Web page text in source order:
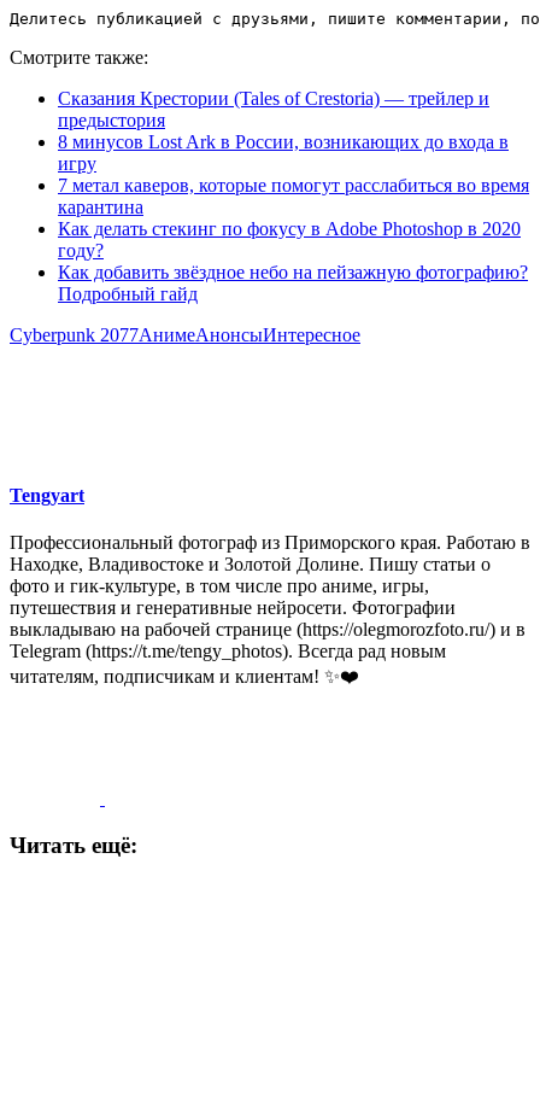
Делитесь публикацией с друзьями, пишите комментарии,
Смотрите также:
Сказания Крестории (Tales of Crestoria) — трейлер и
предыстория
8 минусов Lost Ark в России, возникающих до входа в
игру
7 метал каверов, которые помогут расслабиться во время
карантина
Как делать стекинг по фокусу в Adobe Photoshop в 2020
году?
Как добавить звёздное небо на пейзажную фотографию?
Подробный гайд
Cyberpunk 2077АнимеАнонсыИнтересное
Tengyart
Профессиональный фотограф из Приморского края. Работаю в
Находке, Владивостоке и Золотой Долине. Пишу статьи о
фото и гик-культуре, в том числе про аниме, игры,
путешествия и генеративные нейросети. Фотографии
выкладываю на рабочей странице (https://olegmorozfoto.ru/) и в
Telegram (https://t.me/tengy_photos). Всегда рад новым
читателям, подписчикам и клиентам! ✨❤️
Читать ещё: